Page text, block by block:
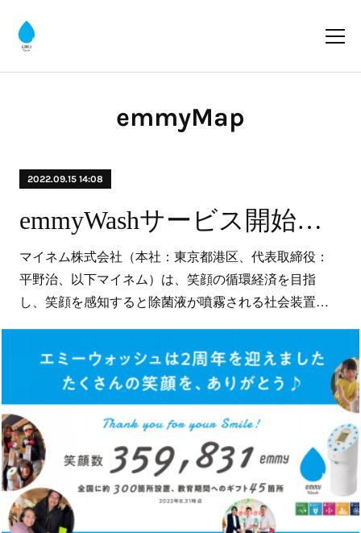
emmyMap
2022.09.15 14:08
emmyWashサービス開始２周年、累計約36万回の笑顔を蓄積、全国45か所の教育機関へギフト設置
マイネム株式会社（本社：東京都港区、代表取締役：
平野治、以下マイネム）は、笑顔の循環経済を目指
し、笑顔を感知すると除菌液が噴霧される社会装置…